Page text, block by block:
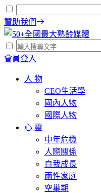
贊助我們
會員登入
人 物
CEO生活學
國內人物
國際人物
心 靈
中年危機
人際關係
自我成長
兩性家庭
空巢期